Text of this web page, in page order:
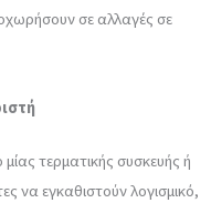
σε αλλαγές σε
τερματικής συσκευής ή
να εγκαθιστούν λογισμικό,